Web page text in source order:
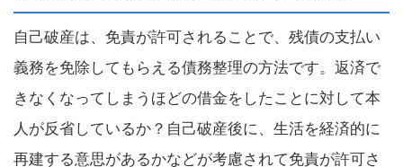
自己破産は、免責が許可されることで、残債の支払い
義務を免除してもらえる債務整理の方法です。返済で
きなくなってしまうほどの借金をしたことに対して本
人が反省しているか？自己破産後に、生活を経済的に
再建する意思があるかなどが考慮されて免責が許可さ